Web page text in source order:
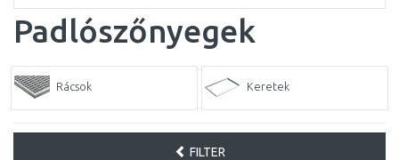
Padlószőnyegek
Rácsok Keretek
FILTER